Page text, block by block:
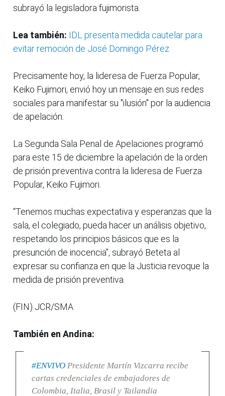
subrayó la legisladora fujimorista.
Lea también: IDL presenta medida cautelar para
evitar remoción de José Domingo Pérez
Precisamente hoy, la lideresa de Fuerza Popular,
Keiko Fujimori, envió hoy un mensaje en sus redes
sociales para manifestar su "ilusión" por la audiencia
de apelación.
La Segunda Sala Penal de Apelaciones programó
para este 15 de diciembre la apelación de la orden
de prisión preventiva contra la lideresa de Fuerza
Popular, Keiko Fujimori.
“Tenemos muchas expectativa y esperanzas que la
sala, el colegiado, pueda hacer un análisis objetivo,
respetando los principios básicos que es la
presunción de inocencia”, subrayó Beteta al
expresar su confianza en que la Justicia revoque la
medida de prisión preventiva.
(FIN) JCR/SMA
También en Andina:
#ENVIVOPresidente Martín Vizcarra recibe
cartas credenciales de embajadores de
Colombia, Italia, Brasil y Tailandia